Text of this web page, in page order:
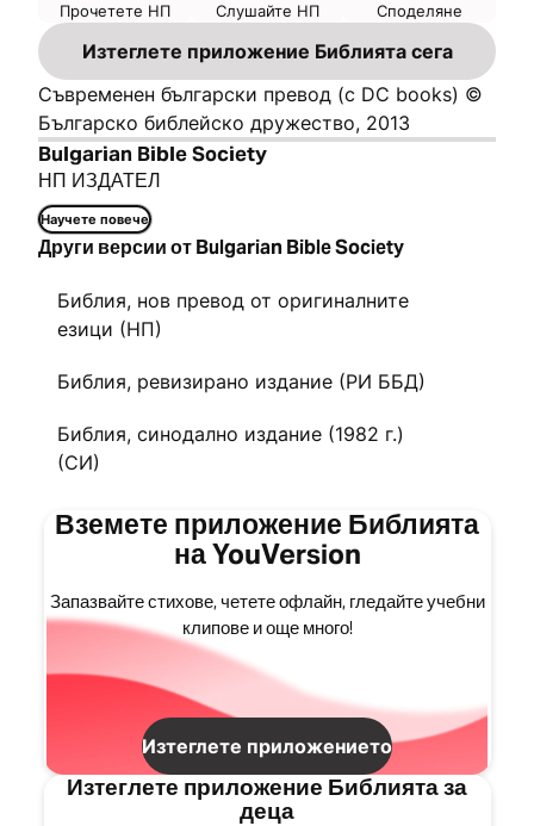
Прочетете НП Слушайте НП Споделяне
Изтеглете приложение Библията сега
Съвременен български превод (с DC books) ©
Българско библейско дружество, 2013
Bulgarian Bible Society
НП ИЗДАТЕЛ
Научете повече
Други версии от Bulgarian Bible Society
Библия, нов превод от оригиналните
езици (НП)
Библия, ревизирано издание (РИ ББД)
Библия, синодално издание (1982 г.)
(СИ)
Вземете приложение Библията
на YouVersion
Запазвайте стихове, четете офлайн, гледайте учебни
клипове и още много!
Изтеглете приложението
Изтеглете приложение Библията за
деца